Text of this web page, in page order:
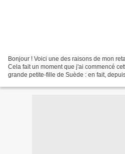
Bonjour ! Voici une des raisons de mon
Cela fait un moment que j'ai commencé
grande petite-fille de Suède : en fait,